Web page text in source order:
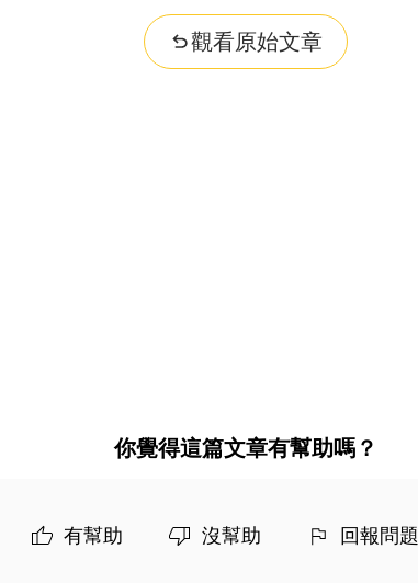
觀看原始文章
你覺得這篇文章有幫助嗎？
有幫助 沒幫助 回報問題